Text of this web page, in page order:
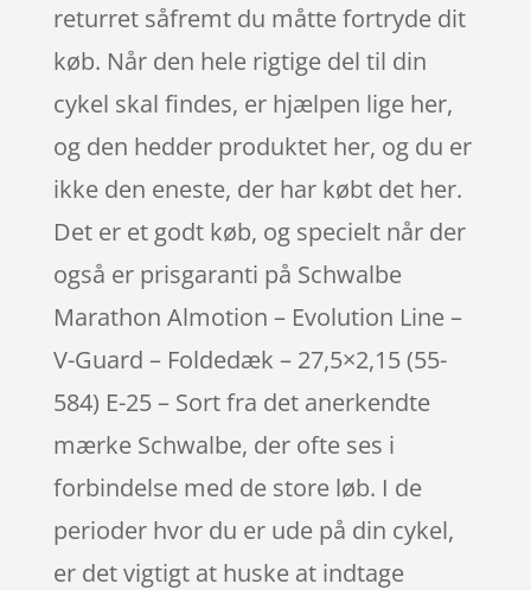
returret såfremt du måtte fortryde dit
køb. Når den hele rigtige del til din
cykel skal findes, er hjælpen lige her,
og den hedder produktet her, og du er
ikke den eneste, der har købt det her.
Det er et godt køb, og specielt når der
også er prisgaranti på Schwalbe
Marathon Almotion – Evolution Line –
V-Guard – Foldedæk – 27,5×2,15 (55-
584) E-25 – Sort fra det anerkendte
mærke Schwalbe, der ofte ses i
forbindelse med de store løb. I de
perioder hvor du er ude på din cykel,
er det vigtigt at huske at indtage